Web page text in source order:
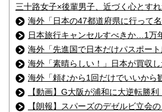
三十路女子×後輩男子、近づく心とす
海外「日本の47都道府県に行って名
日本旅行キャンセルすべきか…1万
海外「先進国で日本だけパスポート
海外「素晴らしい！」日本が買収し
海外「頼むから1回だけでいいから
【動画】G大阪が浦和に大逆転勝
【朗報】スパーズのデゼルビ立会